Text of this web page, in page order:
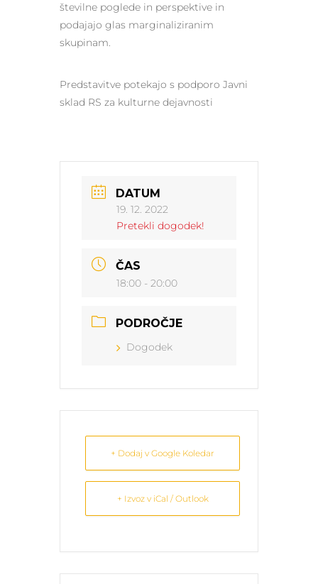
številne poglede in perspektive in
podajajo glas marginaliziranim
skupinam.
Predstavitve potekajo s podporo Javni
sklad RS za kulturne dejavnosti
DATUM
19. 12. 2022
Pretekli dogodek!
ČAS
18:00 - 20:00
PODROČJE
Dogodek
+ Dodaj v Google Koledar
+ Izvoz v iCal / Outlook